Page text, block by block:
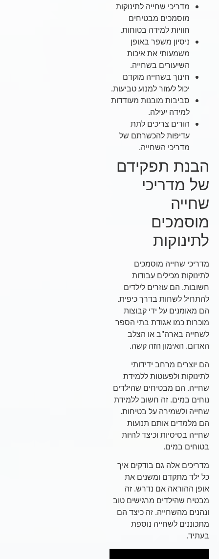
מדריכי שחייה לתינוקות
מוסמכים מבטיחים
חוויות למידה בטוחות.
ניסיון משפר באופן
משמעותי את איכות
השיעורים בשחייה.
חינוך בשחייה מוקדם
יכול לעזור למנוע טביעות.
סביבות מובנות מעודדות
למידה יעילה.
הורים צריכים לתת
עדיפות להכשרתם של
מדריכי השחייה.
הבנת תפקידם
של מדריכי
שחייה
מוסמכים
לתינוקות
מדריכי שחייה מוסמכים
לתינוקות מכילים עבודות
חשובות. הם עוזרים לילדים
להתחיל לשחות בדרך כיפית.
הם מאומנים על ידי קבוצות
מוכרות כמו אגודת בתי הספר
לשחייה בארה"ב או הצלב
האדום. האימון הזה קשה.
הם יוצרים מרחב ידידותי
לתינוקות ולפעוטות ללמידת
שחייה. הם מבטיחים שהילדים
נוחים במים. זה חשוב ללמידת
שחייה ולשמירה על בטיחות.
הם מלמדים אותם תנועות
שחייה בסיסיות וכיצד להיות
בטוחים במים.
מדריכים אלה גם בודקים איך
כל ילד מתקדם ומשנים את
אופן ההוראה אם נדרש. זה
מבטיח שהילדים מרגישים טוב
ונהנים מהשחייה. זה כיצד הם
מתכוננים לשחייה נוספת
בעתיד.